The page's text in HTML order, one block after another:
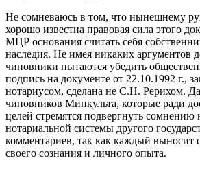
Не сомневаюсь в том, что нынешнему
хорошо известна правовая сила этого
МЦР основания считать себя
наследия. Не имея никаких аргументов
чиновники пытаются убедить
подпись на документе от 22.10.1992 г.,
нотариусом, сделана не С.Н. Рерихом.
чиновников Минкульта, которые ради
целей стремятся подвергнуть сомнению
нотариальной системы другого
комментариев, так как каждый выносит
своего сознания и личного опыта.